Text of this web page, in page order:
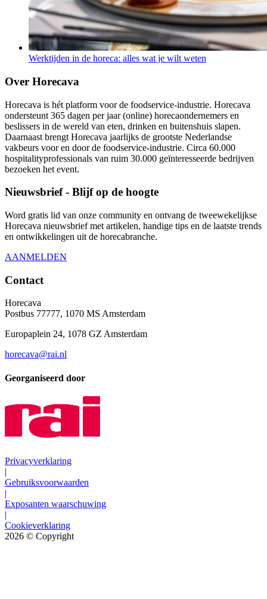
Werktijden in de horeca: alles wat je wilt weten
Over Horecava
Horecava is hét platform voor de foodservice-industrie. Horecava
ondersteunt 365 dagen per jaar (online) horecaondernemers en
beslissers in de wereld van eten, drinken en buitenshuis slapen.
Daarnaast brengt Horecava jaarlijks de grootste Nederlandse
vakbeurs voor en door de foodservice-industrie. Circa 60.000
hospitalityprofessionals van ruim 30.000 geïnteresseerde bedrijven
bezoeken het event.
Nieuwsbrief - Blijf op de hoogte
Word gratis lid van onze community en ontvang de tweewekelijkse
Horecava nieuwsbrief met artikelen, handige tips en de laatste trends
en ontwikkelingen uit de horecabranche.
AANMELDEN
Contact
Horecava
Postbus 77777, 1070 MS Amsterdam
Europaplein 24, 1078 GZ Amsterdam
horecava@rai.nl
Georganiseerd door
Privacyverklaring
|
Gebruiksvoorwaarden
|
Exposanten waarschuwing
|
Cookieverklaring
2026 © Copyright